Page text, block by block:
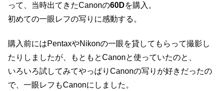
って、当時出てきたCanonの60Dを購入。
初めての一眼レフの写りに感動する。
購入前にはPentaxやNikonの一眼を貸してもらって撮影し
たりしましたが、もともとCanonと使っていたのと、
いろいろ試してみてやっぱりCanonの写りが好きだったの
で、一眼レフもCanonにしました。